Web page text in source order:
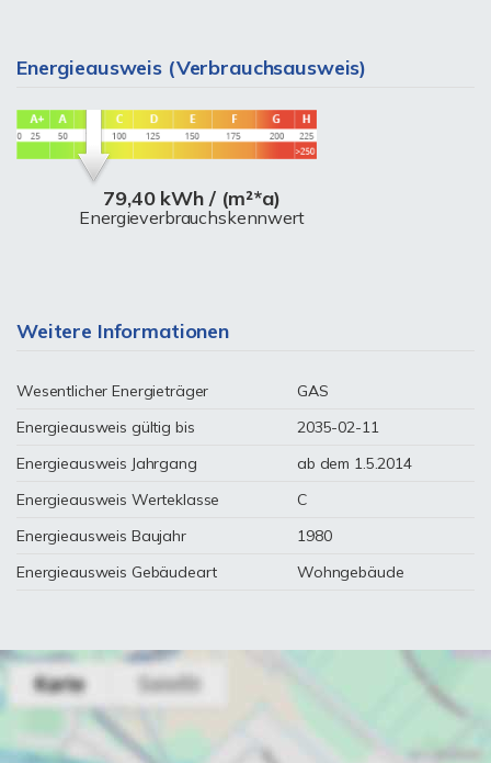
Energieausweis (Verbrauchsausweis)
79,40 kWh / (m²*a)
Energieverbrauchskennwert
Weitere Informationen
Wesentlicher Energieträger
GAS
Energieausweis gültig bis
2035-02-11
Energieausweis Jahrgang
ab dem 1.5.2014
Energieausweis Werteklasse
C
Energieausweis Baujahr
1980
Energieausweis Gebäudeart
Wohngebäude